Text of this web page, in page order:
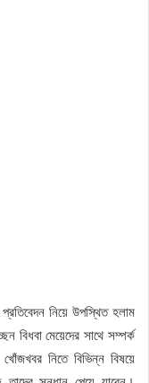
নিয়ে উপস্থিত হলাম
বিধবা মেয়েদের সাথে সম্পর্ক
নিতে বিভিন্ন বিষয়ে